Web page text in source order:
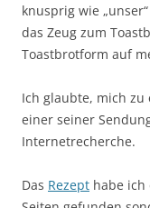
knusprig wie
das Zeug zum
Toastbrotform auf
Ich glaubte, mich zu
einer seiner
Internetrecherche.
Das Rezept habe